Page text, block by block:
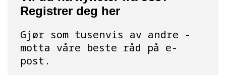
Registrer deg her
Gjør som tusenvis av andre -
motta våre beste råd på e-
post.